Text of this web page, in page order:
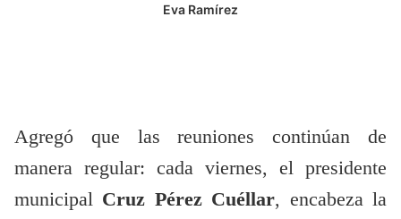
Eva Ramírez
Agregó que las reuniones continúan de
manera regular: cada viernes, el presidente
municipal Cruz Pérez Cuéllar, encabeza la